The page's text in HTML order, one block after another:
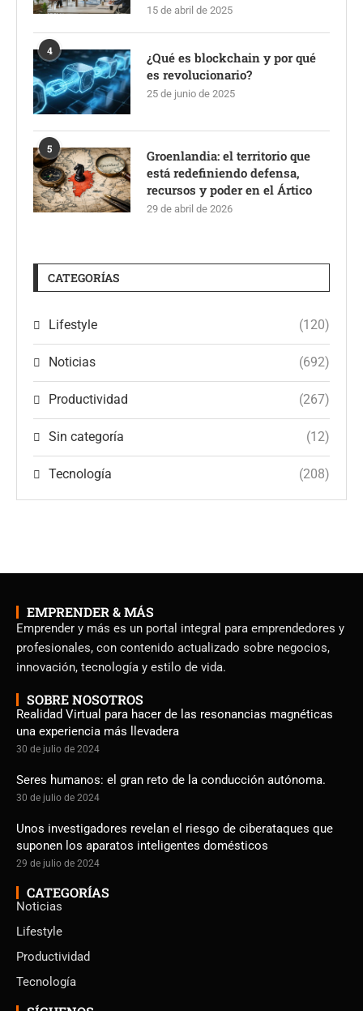
15 de abril de 2025
4
¿Qué es blockchain y por qué
es revolucionario?
25 de junio de 2025
5
Groenlandia: el territorio que
está redefiniendo defensa,
recursos y poder en el Ártico
29 de abril de 2026
CATEGORÍAS
Lifestyle (120)
Noticias (692)
Productividad (267)
Sin categoría (12)
Tecnología (208)
EMPRENDER & MÁS
Emprender y más es un portal integral para emprendedores y
profesionales, con contenido actualizado sobre negocios,
innovación, tecnología y estilo de vida.
SOBRE NOSOTROS
Realidad Virtual para hacer de las resonancias magnéticas
una experiencia más llevadera
30 de julio de 2024
Seres humanos: el gran reto de la conducción autónoma.
30 de julio de 2024
Unos investigadores revelan el riesgo de ciberataques que
suponen los aparatos inteligentes domésticos
29 de julio de 2024
CATEGORÍAS
Noticias
Lifestyle
Productividad
Tecnología